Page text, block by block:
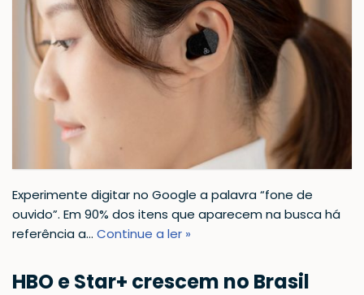
Experimente digitar no Google a palavra “fone de
ouvido”. Em 90% dos itens que aparecem na busca há
referência a… Continue a ler »
HBO e Star+ crescem no Brasil